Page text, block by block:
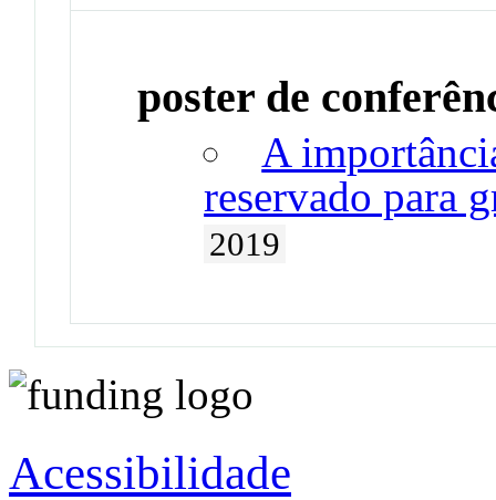
poster de
A
reservado para
2019
Acessibilidade